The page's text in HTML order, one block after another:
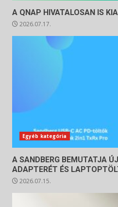
A QNAP HIVATALOSAN IS
2026.07.17.
Egyéb kategória
A SANDBERG BEMUTATJA
ADAPTERÉT ÉS
2026.07.15.